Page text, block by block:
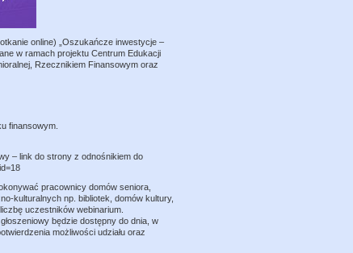
online) „Oszukańcze inwestycje –
w ramach projektu Centrum Edukacji
Rzecznikiem Finansowym oraz
finansowym.
– link do strony z odnośnikiem do
pracownicy domów seniora,
kulturalnych np. bibliotek, domów kultury,
uczestników webinarium.
będzie dostępny do dnia, w
możliwości udziału oraz